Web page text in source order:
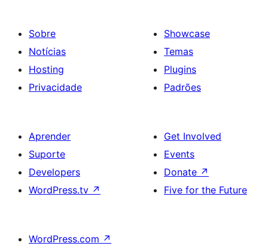
Sobre
Notícias
Hosting
Privacidade
Showcase
Temas
Plugins
Padrões
Aprender
Suporte
Developers
WordPress.tv ↗
Get Involved
Events
Donate ↗
Five for the Future
WordPress.com ↗